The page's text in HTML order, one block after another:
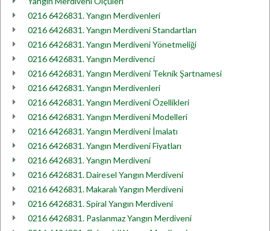
0216 6426831. Yangın Merdivenleri
0216 6426831. Yangın Merdiveni Standartları
0216 6426831. Yangın Merdiveni Yönetmeliği
0216 6426831. Yangın Merdivenci
0216 6426831. Yangın Merdiveni Teknik Şartnamesi
0216 6426831. Yangın Merdivenleri
0216 6426831. Yangın Merdiveni Özellikleri
0216 6426831. Yangın Merdiveni Modelleri
0216 6426831. Yangın Merdiveni İmalatı
0216 6426831. Yangın Merdiveni Fiyatları
0216 6426831. Yangın Merdiveni
0216 6426831. Dairesel Yangın Merdiveni
0216 6426831. Makaralı Yangın Merdiveni
0216 6426831. Spiral Yangın Merdiveni
0216 6426831. Paslanmaz Yangın Merdiveni